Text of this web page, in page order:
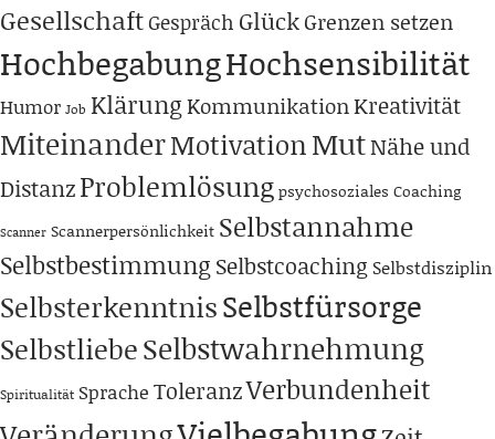
GesellschaftGespräch GlückGrenzen setzen
HochbegabungHochsensibilität
Humor Job KlärungKommunikationKreativität
MiteinanderMotivationMutNähe und
DistanzProblemlösungpsychosoziales Coaching
Scanner Scannerpersönlichkeit Selbstannahme
Selbstbestimmung Selbstcoaching Selbstdisziplin
SelbsterkenntnisSelbstfürsorge
SelbstliebeSelbstwahrnehmung
Spiritualität Sprache ToleranzVerbundenheit